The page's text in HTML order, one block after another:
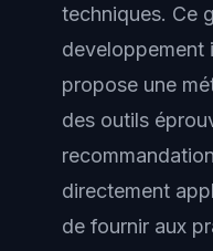
techniques. Ce
developpement
propose une
des outils
directement
de fournir aux